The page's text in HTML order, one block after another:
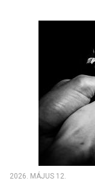
2026. MÁJUS 12.